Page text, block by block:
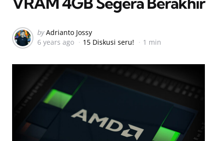
Posted
by
by Adrianto Jossy
6 years ago
15 Diskusi seru! 1 min